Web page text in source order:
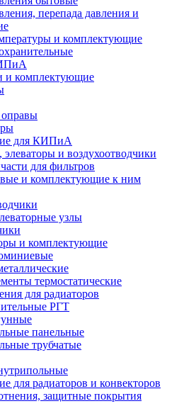
перепада давления и
и комплектующие
и комплектующие
для КИПиА
и воздухоотводчики
для фильтров
и комплектующие к ним
узлы
и комплектующие
термостатические
для радиаторов
РГТ
панельные
трубчатые
для радиаторов и конвекторов
защитные покрытия